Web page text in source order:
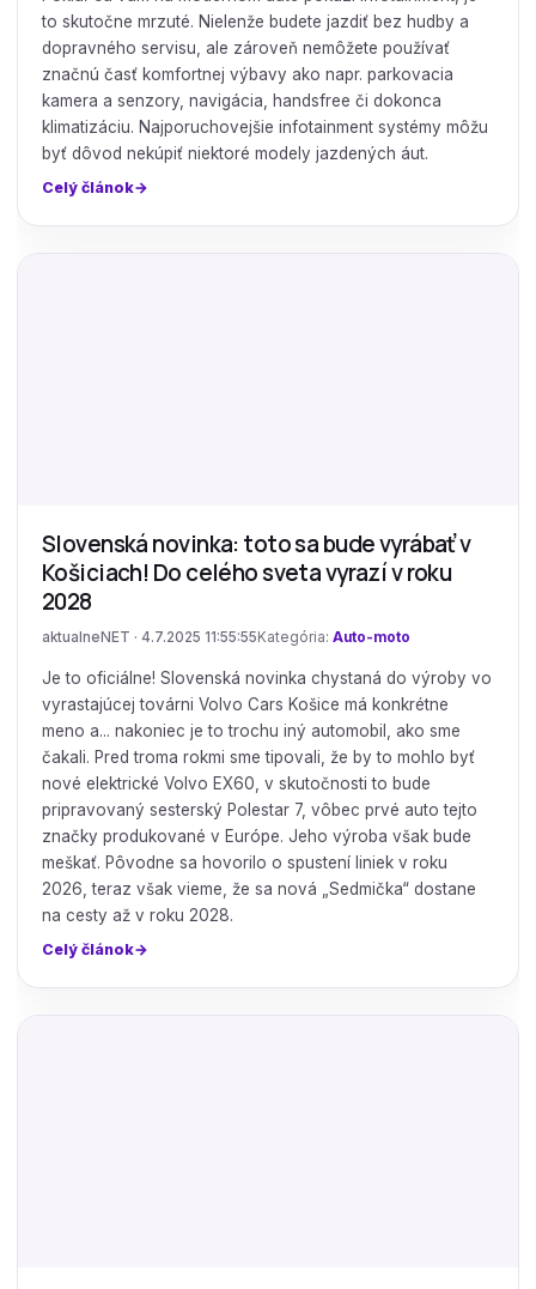
to skutočne mrzuté. Nielenže budete jazdiť bez hudby a
dopravného servisu, ale zároveň nemôžete používať
značnú časť komfortnej výbavy ako napr. parkovacia
kamera a senzory, navigácia, handsfree či dokonca
klimatizáciu. Najporuchovejšie infotainment systémy môžu
byť dôvod nekúpiť niektoré modely jazdených áut.
Celý článok
Slovenská novinka: toto sa bude vyrábať v
Košiciach! Do celého sveta vyrazí v roku
2028
aktualneNET · 4.7.2025 11:55:55 Kategória: Auto-moto
Je to oficiálne! Slovenská novinka chystaná do výroby vo
vyrastajúcej továrni Volvo Cars Košice má konkrétne
meno a... nakoniec je to trochu iný automobil, ako sme
čakali. Pred troma rokmi sme tipovali, že by to mohlo byť
nové elektrické Volvo EX60, v skutočnosti to bude
pripravovaný sesterský Polestar 7, vôbec prvé auto tejto
značky produkované v Európe. Jeho výroba však bude
meškať. Pôvodne sa hovorilo o spustení liniek v roku
2026, teraz však vieme, že sa nová „Sedmička“ dostane
na cesty až v roku 2028.
Celý článok